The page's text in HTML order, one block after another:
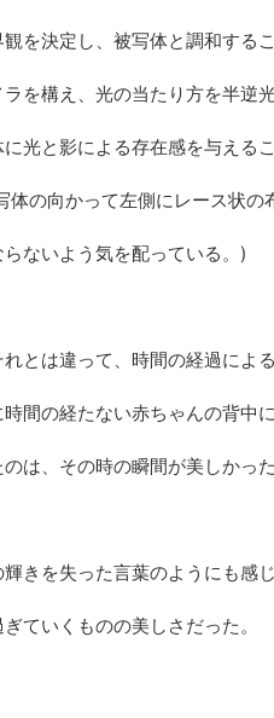
を決定し、被写体と調和する
を構え、光の当たり方を半逆
光と影による存在感を与えるこ
の向かって左側にレース状の
ないよう気を配っている。)
とは違って、時間の経過によ
間の経たない赤ちゃんの背中
は、その時の瞬間が美しかった
きを失った言葉のようにも感
ていくものの美しさだった。